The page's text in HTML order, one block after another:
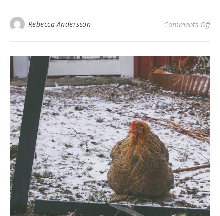
Rebecca Andersson Comments Offon